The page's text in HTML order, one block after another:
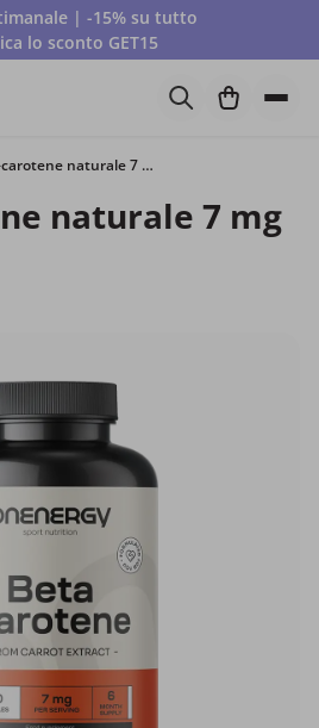
| -15% su tutto
lo sconto GET15
Beta-carotene naturale 7 mg
naturale 7 mg